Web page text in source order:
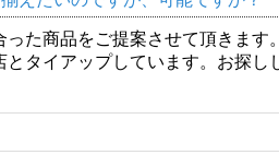
った商品をご提案させて頂きま
とタイアップしています。お探